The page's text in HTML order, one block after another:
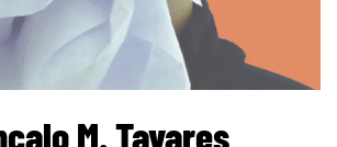
M. Tavares